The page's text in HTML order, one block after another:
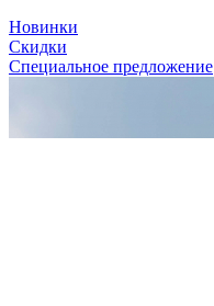
Новинки
Скидки
Специальное предложение